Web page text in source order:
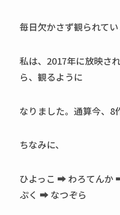
毎日欠かさず観られてい
私は、2017年に放映さ
ら、観るように
なりました。通算今、8
ちなみに、
ひよっこ ➡ わろてんか
ぷく ➡ なつぞら